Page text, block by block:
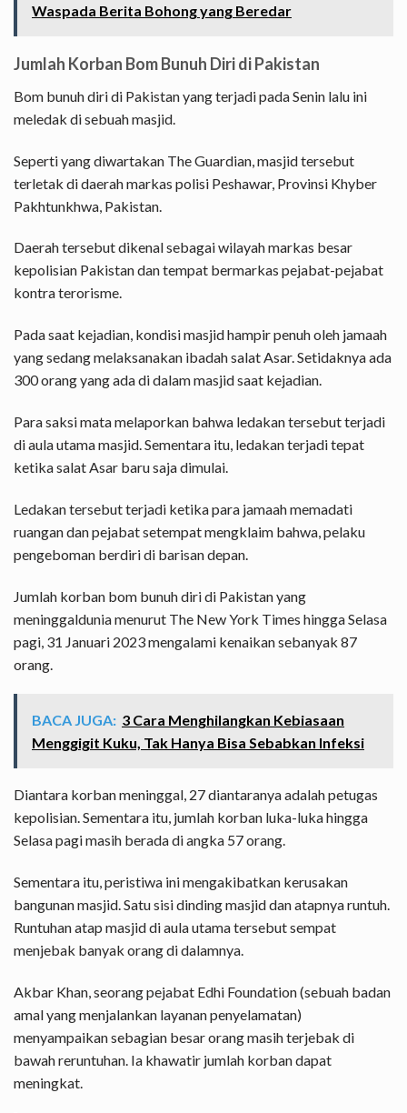
Waspada Berita Bohong yang Beredar
Jumlah Korban Bom Bunuh Diri di Pakistan
Bom bunuh diri di Pakistan yang terjadi pada Senin lalu ini
meledak di sebuah masjid.
Seperti yang diwartakan The Guardian, masjid tersebut
terletak di daerah markas polisi Peshawar, Provinsi Khyber
Pakhtunkhwa, Pakistan.
Daerah tersebut dikenal sebagai wilayah markas besar
kepolisian Pakistan dan tempat bermarkas pejabat-pejabat
kontra terorisme.
Pada saat kejadian, kondisi masjid hampir penuh oleh jamaah
yang sedang melaksanakan ibadah salat Asar. Setidaknya ada
300 orang yang ada di dalam masjid saat kejadian.
Para saksi mata melaporkan bahwa ledakan tersebut terjadi
di aula utama masjid. Sementara itu, ledakan terjadi tepat
ketika salat Asar baru saja dimulai.
Ledakan tersebut terjadi ketika para jamaah memadati
ruangan dan pejabat setempat mengklaim bahwa, pelaku
pengeboman berdiri di barisan depan.
Jumlah korban bom bunuh diri di Pakistan yang
meninggaldunia menurut The New York Times hingga Selasa
pagi, 31 Januari 2023 mengalami kenaikan sebanyak 87
orang.
BACA JUGA: 3 Cara Menghilangkan Kebiasaan
Menggigit Kuku, Tak Hanya Bisa Sebabkan Infeksi
Diantara korban meninggal, 27 diantaranya adalah petugas
kepolisian. Sementara itu, jumlah korban luka-luka hingga
Selasa pagi masih berada di angka 57 orang.
Sementara itu, peristiwa ini mengakibatkan kerusakan
bangunan masjid. Satu sisi dinding masjid dan atapnya runtuh.
Runtuhan atap masjid di aula utama tersebut sempat
menjebak banyak orang di dalamnya.
Akbar Khan, seorang pejabat Edhi Foundation (sebuah badan
amal yang menjalankan layanan penyelamatan)
menyampaikan sebagian besar orang masih terjebak di
bawah reruntuhan. Ia khawatir jumlah korban dapat
meningkat.